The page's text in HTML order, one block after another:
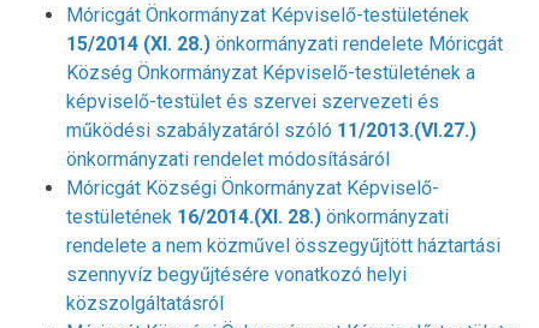
Móricgát Önkormányzat Képviselő-testületének
15/2014 (XI. 28.) önkormányzati rendelete Móricgát
Község Önkormányzat Képviselő-testületének a
képviselő-testület és szervei szervezeti és
működési szabályzatáról szóló 11/2013.(VI.27.)
önkormányzati rendelet módosításáról
Móricgát Községi Önkormányzat Képviselő-
testületének 16/2014.(XI. 28.) önkormányzati
rendelete a nem közművel összegyűjtött háztartási
szennyvíz begyűjtésére vonatkozó helyi
közszolgáltatásról